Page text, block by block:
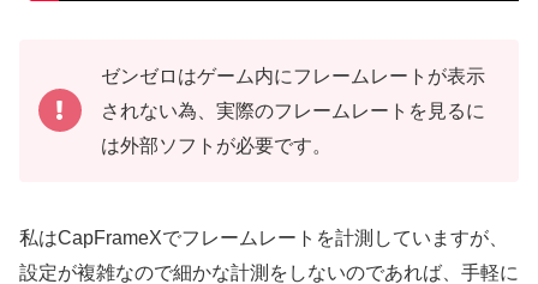
ゼンゼロはゲーム内にフレームレートが表示
されない為、実際のフレームレートを見るに
は外部ソフトが必要です。
私はCapFrameXでフレームレートを計測していますが、
設定が複雑なので細かな計測をしないのであれば、手軽に